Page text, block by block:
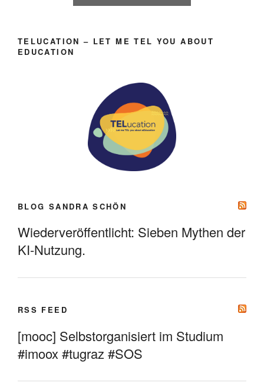
TELUCATION – LET ME TEL YOU ABOUT
EDUCATION
BLOG SANDRA SCHÖN
Wiederveröffentlicht: Sieben Mythen der
KI-Nutzung.
RSS FEED
[mooc] Selbstorganisiert im Studium
#imoox #tugraz #SOS